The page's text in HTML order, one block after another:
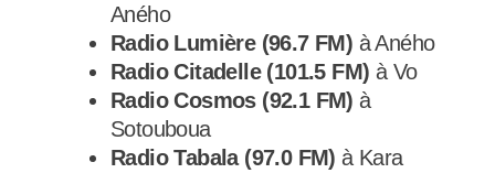
Aného
Radio Lumière (96.7 FM) à Aného
Radio Citadelle (101.5 FM) à Vo
Radio Cosmos (92.1 FM) à
Sotouboua
Radio Tabala (97.0 FM) à Kara